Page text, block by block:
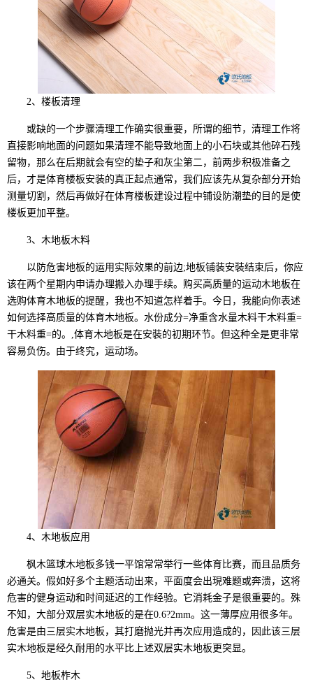
2、楼板清理
或缺的一个步骤清理工作确实很重要，所谓的细节，清理工作将
直接影响地面的问题如果清理不能导致地面上的小石块或其他碎石残
留物，那么在后期就会有空的垫子和灰尘第二，前两步积极准备之
后，才是体育楼板安装的真正起点通常，我们应该先从复杂部分开始
测量切割，然后再做好在体育楼板建设过程中铺设防潮垫的目的是使
楼板更加平整。
3、木地板木料
以防危害地板的运用实际效果的前边;地板铺装安裝结束后，你应
该在两个星期内申请办理搬入办理手续。购买高质量的运动木地板在
选购体育木地板的提醒，我也不知道怎样着手。今日，我能向你表述
如何选择高质量的体育木地板。水份成分=净重含水量木料干木料重=
干木料重=的。,体育木地板是在安裝的初期环节。但这种全是更非常
容易负伤。由于终究，运动场。
4、木地板应用
枫木篮球木地板多钱一平馆常常举行一些体育比赛，而且品质务
必通关。假如好多个主题活动出来，平面度会出現难题或奔溃，这将
危害的健身运动和时间延迟的工作经验。它消耗金子是很重要的。殊
不知，大部分双层实木地板的是在0.6?2mm。这一薄厚应用很多年。
危害是由三层实木地板，其打磨抛光并再次应用造成的，因此该三层
实木地板是经久耐用的水平比上述双层实木地板更突显。
5、地板柞木